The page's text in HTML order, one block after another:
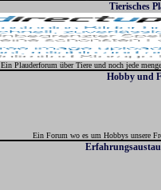
Tierisches
Ein Plauderforum über Tiere und noch jede
Hobby und
Ein Forum wo es um Hobbys unsere